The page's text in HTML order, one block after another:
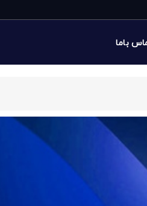
باما